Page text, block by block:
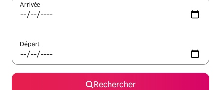
Arrivée
Départ
Rechercher